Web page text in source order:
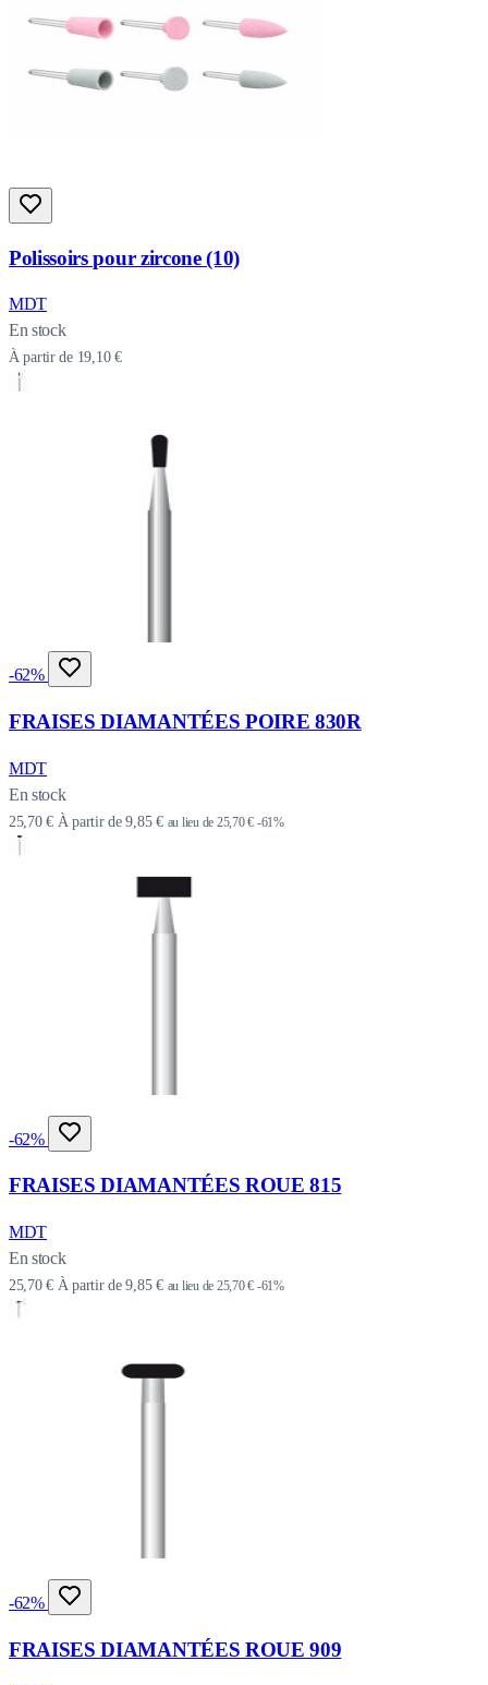
Polissoirs pour zircone (10)
MDT
En stock
À partir de 19,10 €
-62%
FRAISES DIAMANTÉES POIRE 830R
MDT
En stock
25,70 € À partir de 9,85 € au lieu de 25,70 € -61%
-62%
FRAISES DIAMANTÉES ROUE 815
MDT
En stock
25,70 € À partir de 9,85 € au lieu de 25,70 € -61%
-62%
FRAISES DIAMANTÉES ROUE 909